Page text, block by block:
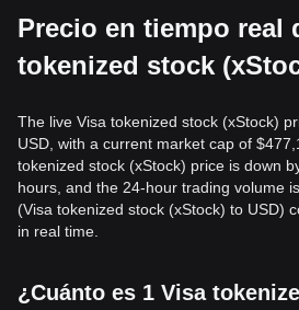
Precio en tiempo real
tokenized stock
The live Visa tokenized stock (xStock)
USD, with a current market cap of
tokenized stock (xStock) price is down
hours, and the 24-hour trading volume
(Visa tokenized stock (xStock) to USD)
in real time.
¿Cuánto es 1 Visa